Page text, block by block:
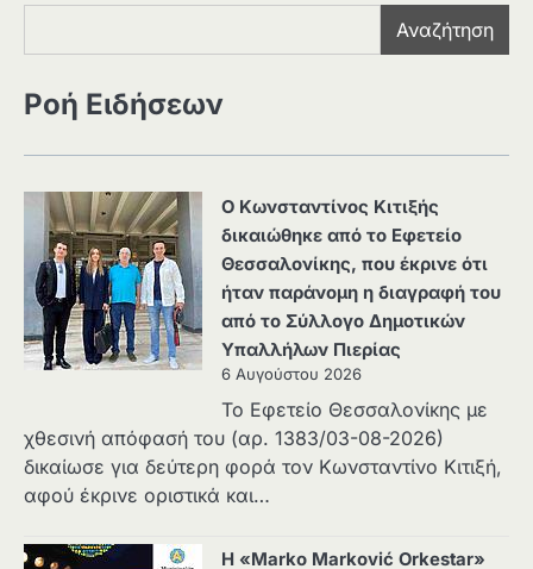
Αναζήτηση
Ροή Ειδήσεων
Ο Κωνσταντίνος Κιτιξής
δικαιώθηκε από το Εφετείο
Θεσσαλονίκης, που έκρινε ότι
ήταν παράνομη η διαγραφή του
από το Σύλλογο Δημοτικών
Υπαλλήλων Πιερίας
6 Αυγούστου 2026
Το Εφετείο Θεσσαλονίκης με
χθεσινή απόφασή του (αρ. 1383/03-08-2026)
δικαίωσε για δεύτερη φορά τον Κωνσταντίνο Κιτιξή,
αφού έκρινε οριστικά και…
Η «Marko Marković Orkestar»